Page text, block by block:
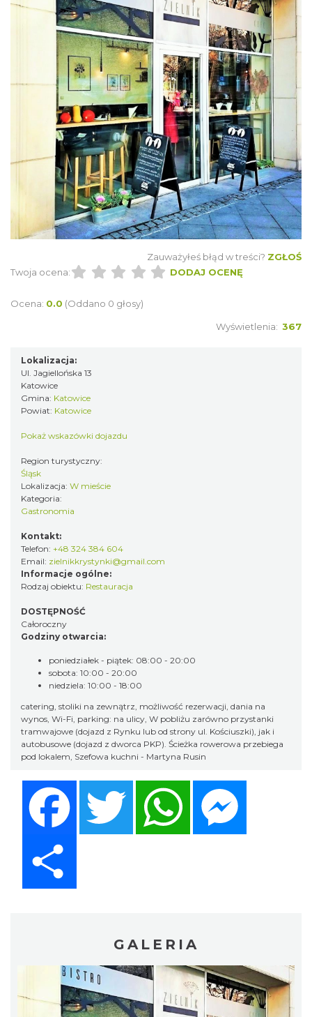
Zauważyłeś błąd w treści? ZGŁOŚ
Twoja ocena:
DODAJ OCENĘ
Ocena: 0.0 (Oddano 0 głosy)
Wyświetlenia: 367
Lokalizacja:
Ul. Jagiellońska 13
Katowice
Gmina: Katowice
Powiat: Katowice
Pokaż wskazówki dojazdu
Region turystyczny:
Śląsk
Lokalizacja: W mieście
Kategoria:
Gastronomia
Kontakt:
Telefon: +48 324 384 604
Email: zielnikkrystynki@gmail.com
Informacje ogólne:
Rodzaj obiektu: Restauracja
DOSTĘPNOŚĆ
Całoroczny
Godziny otwarcia:
poniedziałek - piątek: 08:00 - 20:00
sobota: 10:00 - 20:00
niedziela: 10:00 - 18:00
catering, stoliki na zewnątrz, możliwość rezerwacji, dania na
wynos, Wi-Fi, parking: na ulicy, W pobliżu zarówno przystanki
tramwajowe (dojazd z Rynku lub od strony ul. Kościuszki), jak i
autobusowe (dojazd z dworca PKP). Ścieżka rowerowa przebiega
pod lokalem, Szefowa kuchni - Martyna Rusin
Twitter WhatsApp
GALERIA